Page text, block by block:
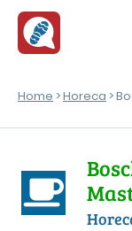
Home >Horeca >